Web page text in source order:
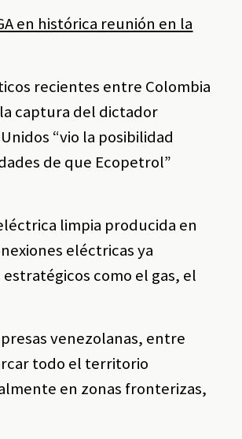
en histórica reunión en la
recientes entre Colombia
captura del dictador
“vio la posibilidad
de que Ecopetrol”
limpia producida en
eléctricas ya
como el gas, el
venezolanas, entre
todo el territorio
en zonas fronterizas,